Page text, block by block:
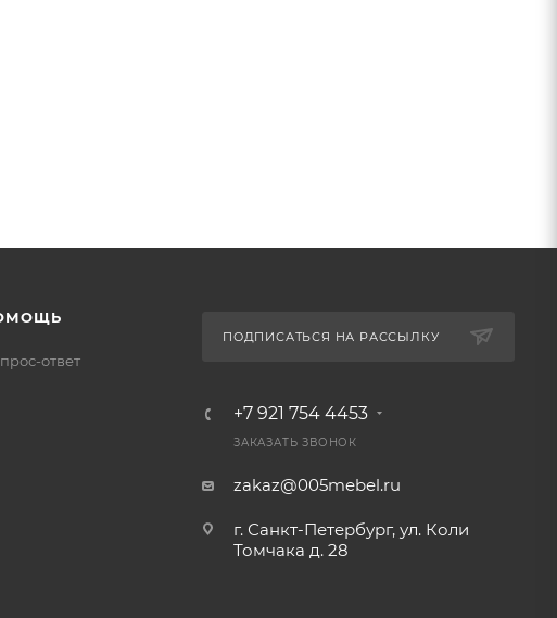
ответ
ПОДПИСАТЬСЯ НА РАССЫЛКУ
+7 921 754 4453
ЗАКАЗАТЬ ЗВОНОК
zakaz@005mebel.ru
г. Санкт-Петербург, ул. Коли
Томчака д. 28